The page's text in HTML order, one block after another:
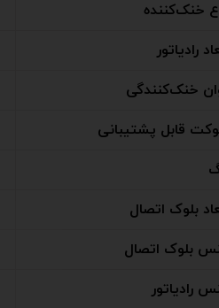
خنک‌کننده
رادیاتور
خنک‌کنندگی
قابل پشتیبانی
بلوک اتصال
بلوک اتصال
رادیاتور